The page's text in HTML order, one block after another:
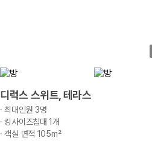
디럭스 스위트, 테라스
·최대인원 3명
·킹사이즈침대 1개
·객실 면적 105m²